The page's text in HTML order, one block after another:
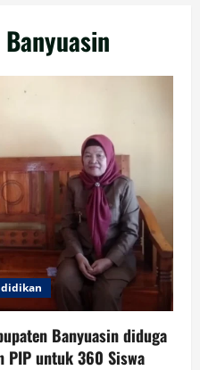
Banyuasin diduga
PIP untuk 360 Siswa